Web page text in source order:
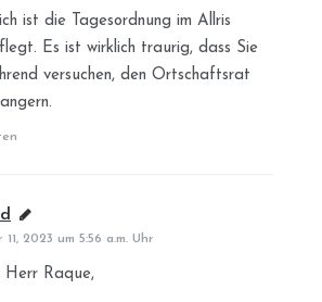
ist die Tagesordnung im Allris
Es ist wirklich traurig, dass Sie
versuchen, den Ortschaftsrat
sagt:
11, 2023 um 5:56 a.m. Uhr
Herr Raque,